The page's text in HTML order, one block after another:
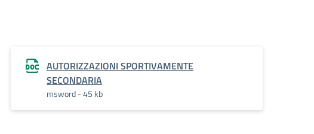
AUTORIZZAZIONI SPORTIVAMENTE
SECONDARIA
msword - 45 kb